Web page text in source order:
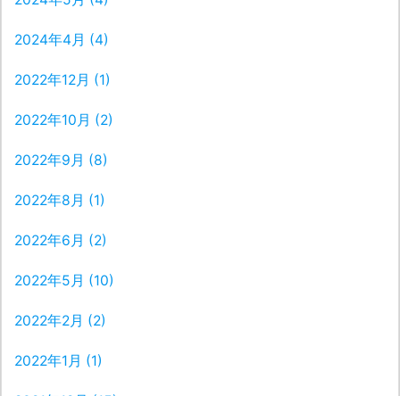
2024年4月 (4)
2022年12月 (1)
2022年10月 (2)
2022年9月 (8)
2022年8月 (1)
2022年6月 (2)
2022年5月 (10)
2022年2月 (2)
2022年1月 (1)